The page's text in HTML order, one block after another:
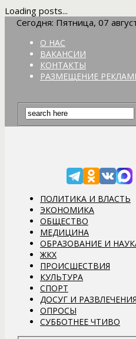
Loading posts...
Сегодня: Пятница, 07
О НАС
ВАКАНСИИ
КОНТАКТЫ
РАЗМЕЩЕНИЕ
ПОЛИТИКА И ВЛАСТЬ
ЭКОНОМИКА
ОБЩЕСТВО
МЕДИЦИНА
ОБРАЗОВАНИЕ И
ЖКХ
ПРОИСШЕСТВИЯ
КУЛЬТУРА
СПОРТ
ДОСУГ И РАЗВЛЕЧЕНИЯ
ОПРОСЫ
СУББОТНЕЕ ЧТИВО